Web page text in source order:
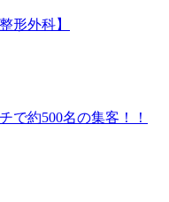
形外科】
で約500名の集客！！